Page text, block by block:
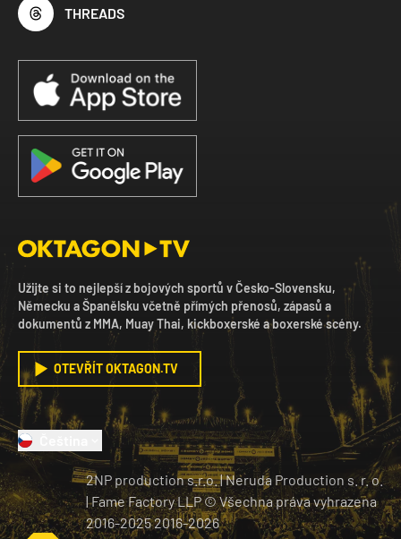
THREADS
Užijte si to nejlepší z bojových sportů v Česko-Slovensku,
Německu a Španělsku včetně přímých přenosů, zápasů a
dokumentů z MMA, Muay Thai, kickboxerské a boxerské scény.
OTEVŘÍT OKTAGON.TV
2NP production s.r.o.|Neruda Production s. r. o.
| Fame Factory LLP © Všechna práva vyhrazena
2016-20252016-2026